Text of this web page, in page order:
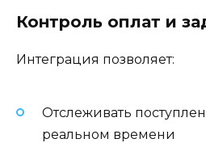
Контроль оплат и
Интеграция позволяет:
Отслеживать
реальном времени